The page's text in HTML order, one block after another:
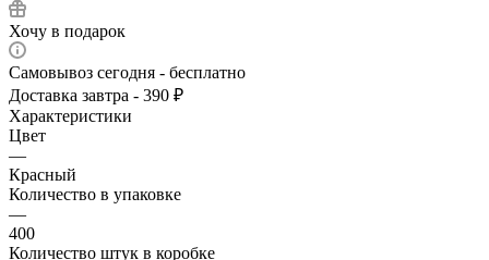
Хочу в подарок
Самовывоз сегодня - бесплатно
Доставка завтра - 390 ₽
Характеристики
Цвет
—
Красный
Количество в упаковке
—
400
Количество штук в коробке